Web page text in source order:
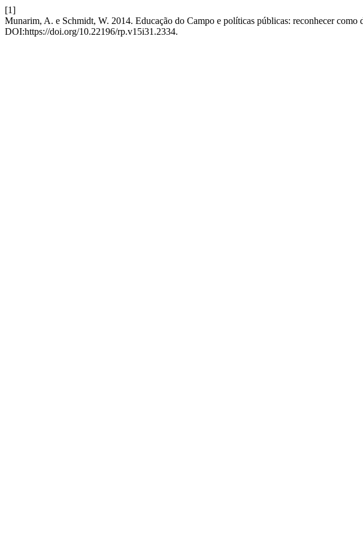
[1]
Munarim, A. e Schmidt, W. 2014. Educação do Campo e políticas públicas: reconhecer como
DOI:https://doi.org/10.22196/rp.v15i31.2334.